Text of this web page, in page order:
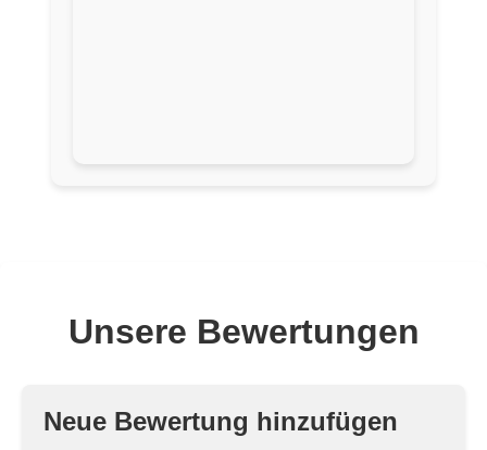
Unsere Bewertungen
Neue Bewertung hinzufügen